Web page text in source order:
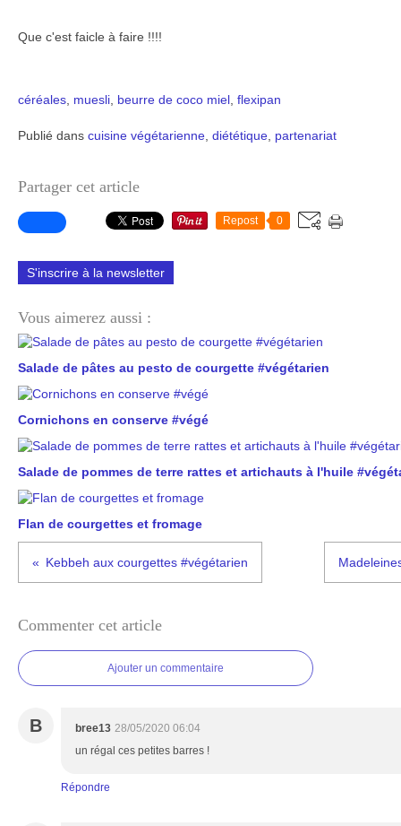
Que c'est faicle à faire !!!!
céréales muesli beurre de coco miel flexipan
Publié dans cuisine végétarienne diététique partenariat
Partager cet article
Repost 0
S'inscrire à la newsletter
Vous aimerez aussi :
Salade de pâtes au pesto de courgette #végétarien
Cornichons en conserve #végé
Salade de pommes de terre rattes et artichauts à l'huile
Flan de courgettes et fromage
Kebbeh aux courgettes #végétarien
Commenter cet article
Ajouter un commentaire
B bree13 28/05/2020 06:04
un régal ces petites barres !
Répondre